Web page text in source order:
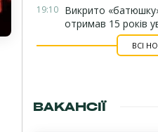
19:10 Викрито
отримав 15 років
ВСІ
ВАКАНСІЇ